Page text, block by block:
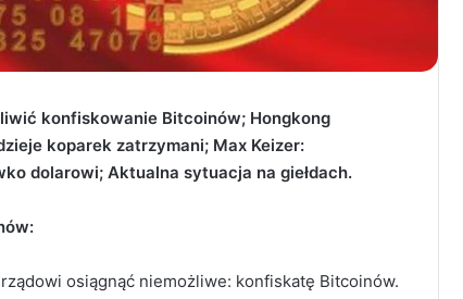
konfiskowanie Bitcoinów; Hongkong
koparek zatrzymani; Max Keizer:
dolarowi; Aktualna sytuacja na giełdach.
osiągnąć niemożliwe: konfiskatę Bitcoinów.